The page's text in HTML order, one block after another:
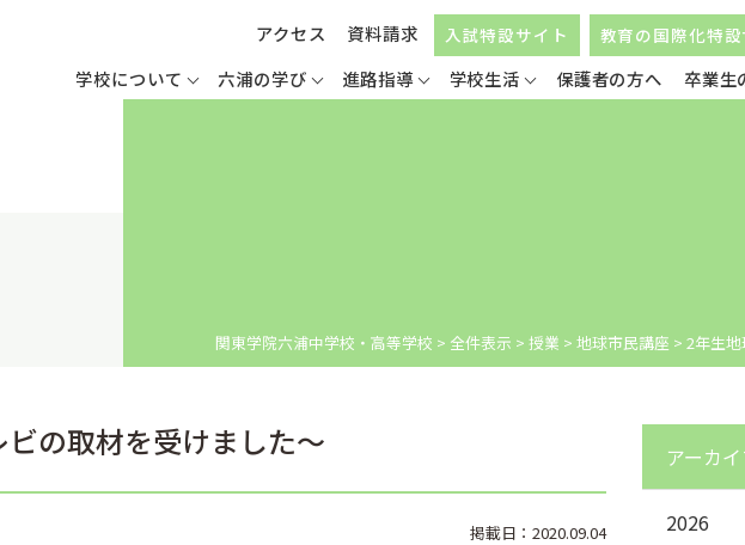
学校について 六浦の学び 進路指導 学校生活 保護者の方へ 卒業生
アクセス 資料請求 入試特設サイト 教育の国際化特設
関東学院六浦中学校・高等学校 > 全件表示 > 授業 > 地球市民講座 > 2年生
の取材を受けました～
掲載日：2020.09.04
アーカ
2026